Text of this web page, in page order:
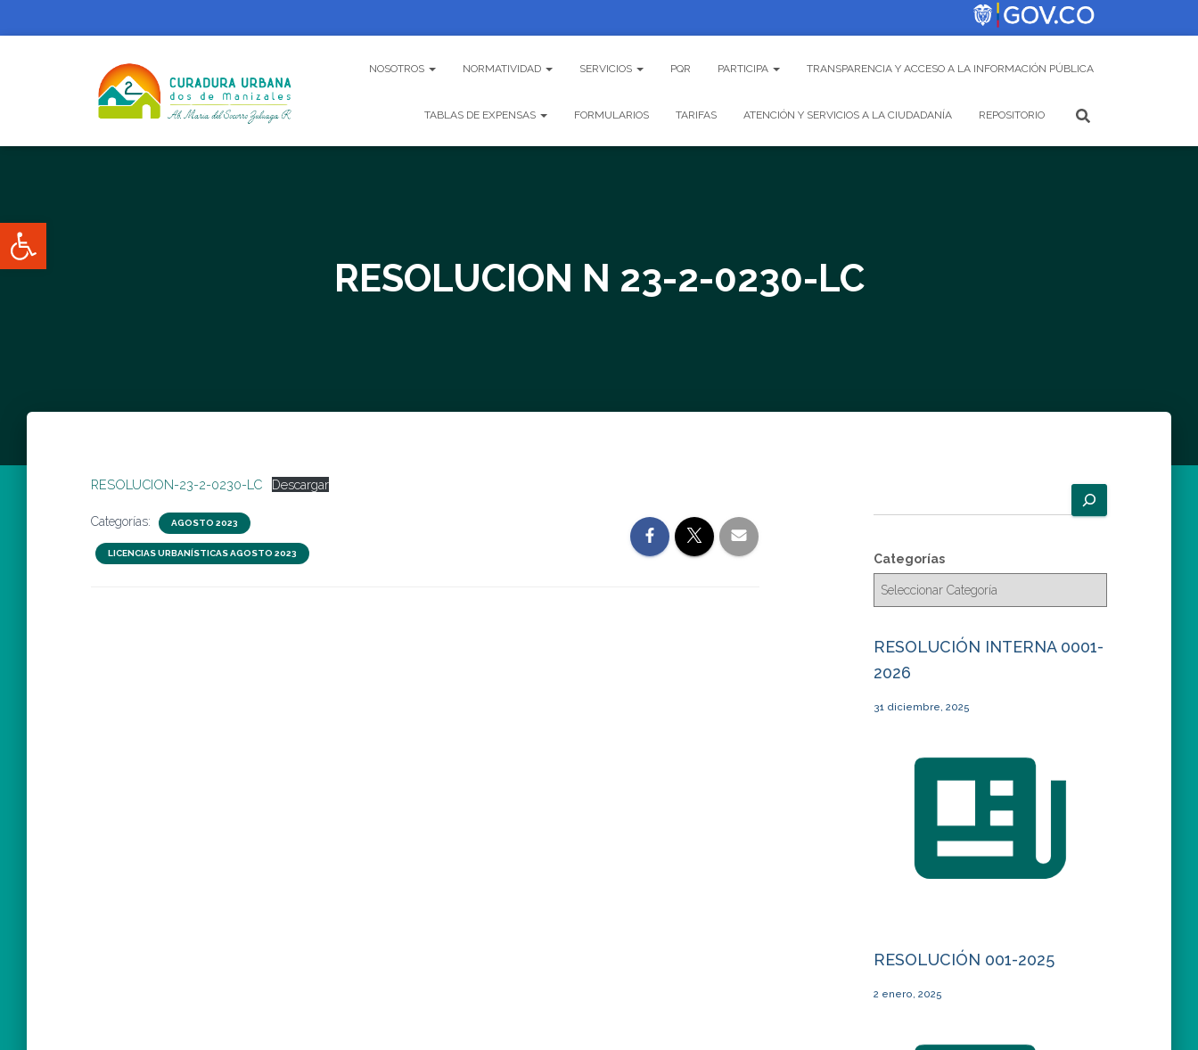
Abrir barra de herramientas
NOSOTROS NORMATIVIDAD SERVICIOS PQR PARTICIPA TRANSPARENCIA Y ACCESO A LA INFORMACIÓN PÚBLICA
TABLAS DE EXPENSAS FORMULARIOS TARIFAS ATENCIÓN Y SERVICIOS A LA CIUDADANÍA REPOSITORIO
RESOLUCION N 23-2-0230-LC
RESOLUCION-23-2-0230-LC Descargar
Categorías: AGOSTO 2023
LICENCIAS URBANÍSTICAS AGOSTO 2023
u
c
a
Categorías
RESOLUCIÓN INTERNA 0001-
2026
31 diciembre, 2025
RESOLUCIÓN 001-2025
2 enero, 2025